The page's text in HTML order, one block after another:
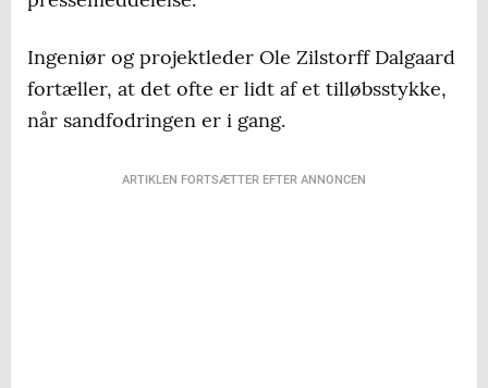
Ingeniør og projektleder Ole Zilstorff Dalgaard
fortæller, at det ofte er lidt af et tilløbsstykke,
når sandfodringen er i gang.
ARTIKLEN FORTSÆTTER EFTER ANNONCEN